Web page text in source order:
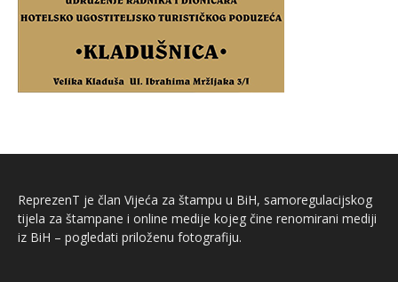
ReprezenT je član Vijeća za štampu u BiH, samoregulacijskog
tijela za štampane i online medije kojeg čine renomirani mediji
iz BiH – pogledati priloženu fotografiju.